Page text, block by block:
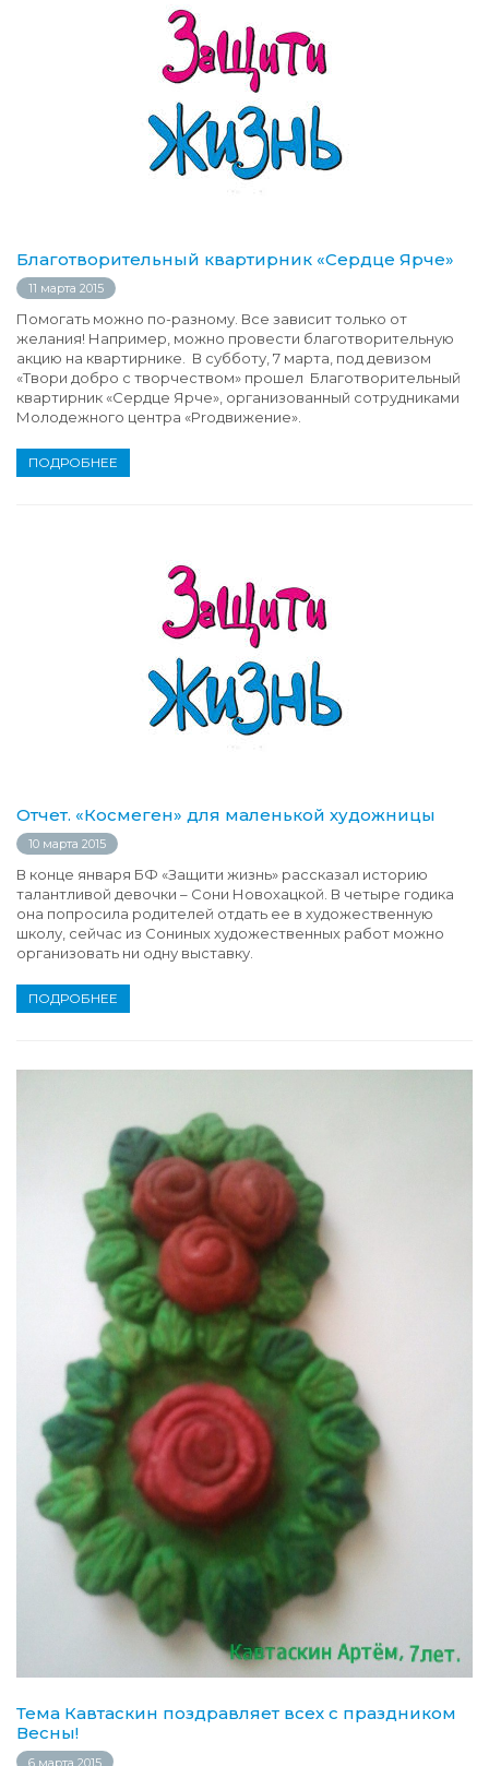
Благотворительный квартирник «Сердце Ярче»
11 марта 2015
Помогать можно по-разному. Все зависит только от
желания! Например, можно провести благотворительную
акцию на квартирнике. В субботу, 7 марта, под девизом
«Твори добро с творчеством» прошел Благотворительный
квартирник «Сердце Ярче», организованный сотрудниками
Молодежного центра «Proдвижение».
ПОДРОБНЕЕ
Отчет. «Космеген» для маленькой художницы
10 марта 2015
В конце января БФ «Защити жизнь» рассказал историю
талантливой девочки – Сони Новохацкой. В четыре годика
она попросила родителей отдать ее в художественную
школу, сейчас из Сониных художественных работ можно
организовать ни одну выставку.
ПОДРОБНЕЕ
Тема Кавтаскин поздравляет всех c праздником
Весны!
6 марта 2015